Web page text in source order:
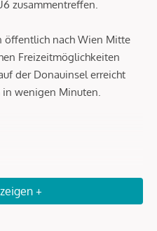
zusammentreffen.
öffentlich nach Wien Mitte
Freizeitmöglichkeiten
der Donauinsel erreicht
in wenigen Minuten.
+